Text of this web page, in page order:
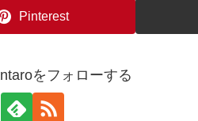
Pinterest
をフォローする